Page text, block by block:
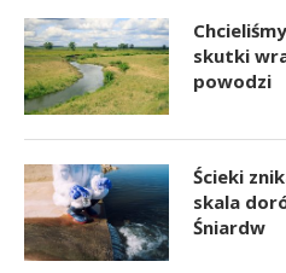
skutki
powodzi
Ścieki
skala
Śniardw